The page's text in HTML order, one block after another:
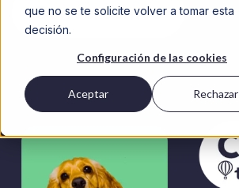
que no se te solicite volver a tomar esta
decisión.
Configuración de las cookies
Aceptar Rechazar
Conversemos